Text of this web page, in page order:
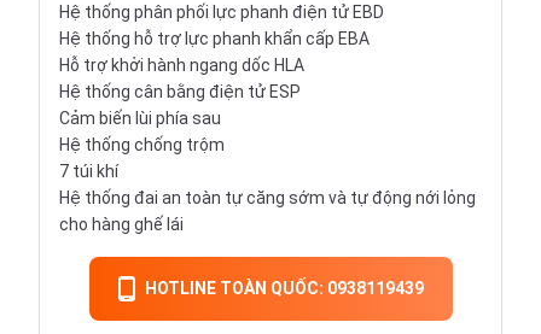
Hệ thống phân phối lực phanh điện tử EBD
Hệ thống hỗ trợ lực phanh khẩn cấp EBA
Hỗ trợ khởi hành ngang dốc HLA
Hệ thống cân bằng điện tử ESP
Cảm biến lùi phía sau
Hệ thống chống trộm
7 túi khí
Hệ thống đai an toàn tự căng sớm và tự động nới lỏng
cho hàng ghế lái
HOTLINE TOÀN QUỐC: 0938119439